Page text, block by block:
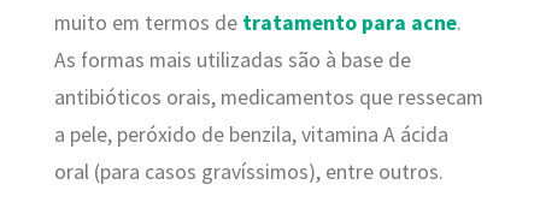
muito em termos de tratamento para acne.
As formas mais utilizadas são à base de
antibióticos orais, medicamentos que ressecam
a pele, peróxido de benzila, vitamina A ácida
oral (para casos gravíssimos), entre outros.